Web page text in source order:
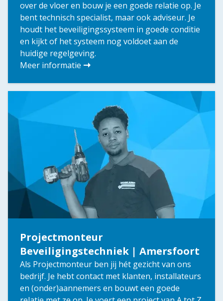
over de vloer en bouw je een goede relatie op. Je
bent technisch specialist, maar ook adviseur. Je
houdt het beveiligingssysteem in goede conditie
en kijkt of het systeem nog voldoet aan de
huidige regelgeving.
Meer informatie
Projectmonteur
Beveiligingstechniek | Amersfoort
Als Projectmonteur ben jij hét gezicht van ons
bedrijf. Je hebt contact met klanten, installateurs
en (onder)aannemers en bouwt een goede